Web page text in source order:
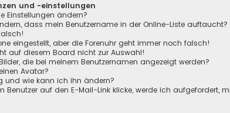
und -einstellungen
Einstellungen ändern?
dass mein Benutzername in der Online-Liste auftaucht?
eingestellt, aber die Forenuhr geht immer noch falsch!
auf diesem Board nicht zur Auswahl!
die bei meinem Benutzernamen angezeigt werden?
Avatar?
und wie kann ich ihn ändern?
Benutzer auf den E-Mail-Link klicke, werde ich aufgefordert,